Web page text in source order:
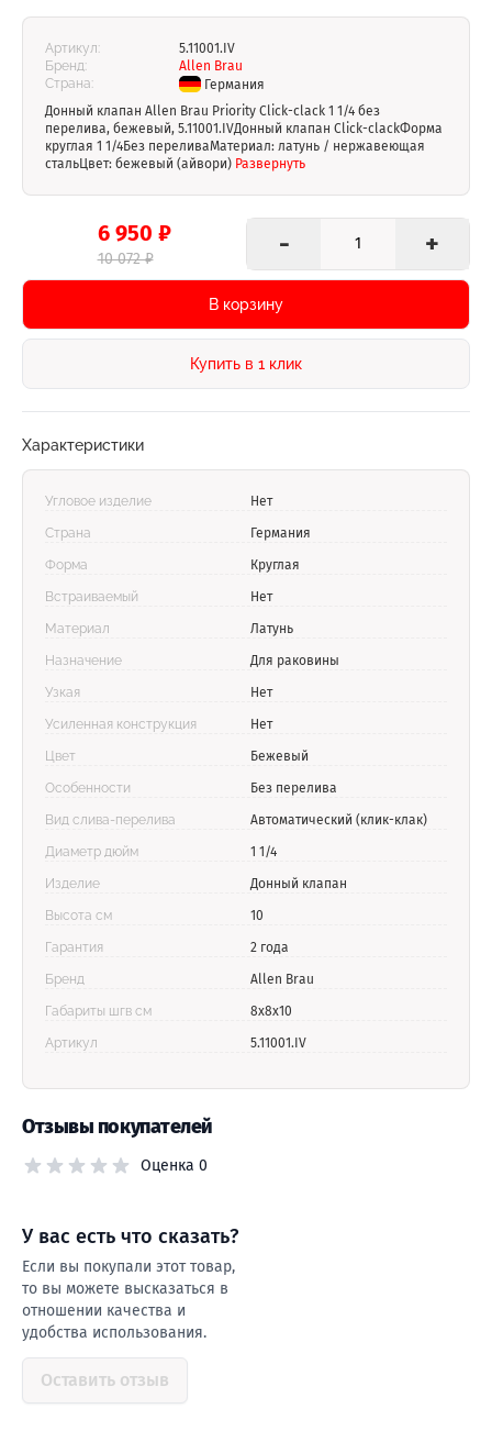
Артикул:
5.11001.IV
Бренд:
Allen Brau
Страна:
Германия
Донный клапан Allen Brau Priority Click-clack 1 1/4 без
перелива, бежевый, 5.11001.IVДонный клапан Click-clackФорма
круглая 1 1/4Без переливаМатериал: латунь / нержавеющая
стальЦвет: бежевый (айвори) Развернуть
6 950 ₽
10 072 ₽ - +
В корзину
Купить в 1 клик
Характеристики
Угловое изделие Нет
Страна Германия
Форма Круглая
Встраиваемый Нет
Материал Латунь
Назначение Для раковины
Узкая Нет
Усиленная конструкция Нет
Цвет Бежевый
Особенности Без перелива
Вид слива-перелива Автоматический (клик-клак)
Диаметр дюйм 1 1/4
Изделие Донный клапан
Высота см 10
Гарантия 2 года
Бренд Allen Brau
Габариты шгв см 8х8х10
Артикул 5.11001.IV
Отзывы покупателей
Оценка 0
У ваc есть что сказать?
Если вы покупали этот товар,
то вы можете высказаться в
отношении качества и
удобства использования.
Оставить отзыв